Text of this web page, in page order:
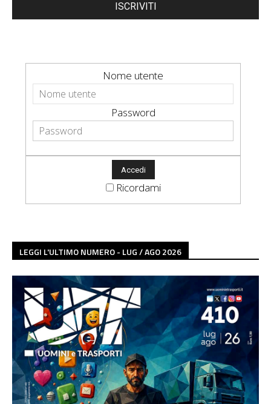
ISCRIVITI
Nome utente
Password
Ricordami
LEGGI L'ULTIMO NUMERO - LUG / AGO 2026